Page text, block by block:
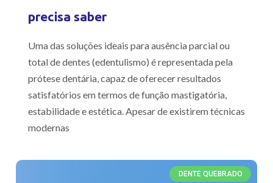
precisa saber
Uma das soluções ideais para ausência parcial ou
total de dentes (edentulismo) é representada pela
prótese dentária, capaz de oferecer resultados
satisfatórios em termos de função mastigatória,
estabilidade e estética. Apesar de existirem técnicas
modernas
DENTE QUEBRADO